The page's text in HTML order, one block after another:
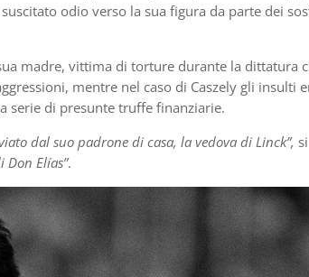
suscitato odio verso la sua figura da parte dei
madre, vittima di torture durante la dittatura
mentre nel caso di Caszely gli insulti
serie di presunte truffe finanziarie.
dal suo padrone di casa, la vedova di Linck”,
Don Elías”.